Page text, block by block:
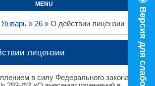
MENU
Январь » 26» О действии лицензии
17:14
лицензии
в силу Федерального закона